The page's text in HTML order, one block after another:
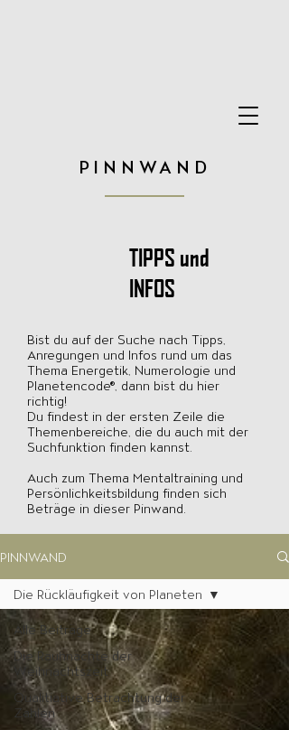
PINNWAND
TIPPS und
INFOS
Bist du auf der Suche nach Tipps,
Anregungen und Infos rund um das
Thema Energetik, Numerologie und
Planetencode®, dann bist du hier
richtig!
Du findest in der ersten Zeile die
Themenbereiche, die du auch mit der
Suchfunktion finden kannst.
Auch zum Thema Mentaltraining und
Persönlichkeitsbildung finden sich
Beträge in dieser Pinwand.
PINNWAND
Alle Beiträge
Die Rauhnächte der
Weihnachtszeit
Qualitiative Betrachtung der
Zahlen
Die Rückläufigkeit von Planeten